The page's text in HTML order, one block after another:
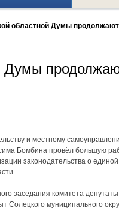
областной Думы продолжают
Думы
и местному
Бомбина провёл большую
законодательства о единой
заседания комитета депутаты
Солецкого муниципального